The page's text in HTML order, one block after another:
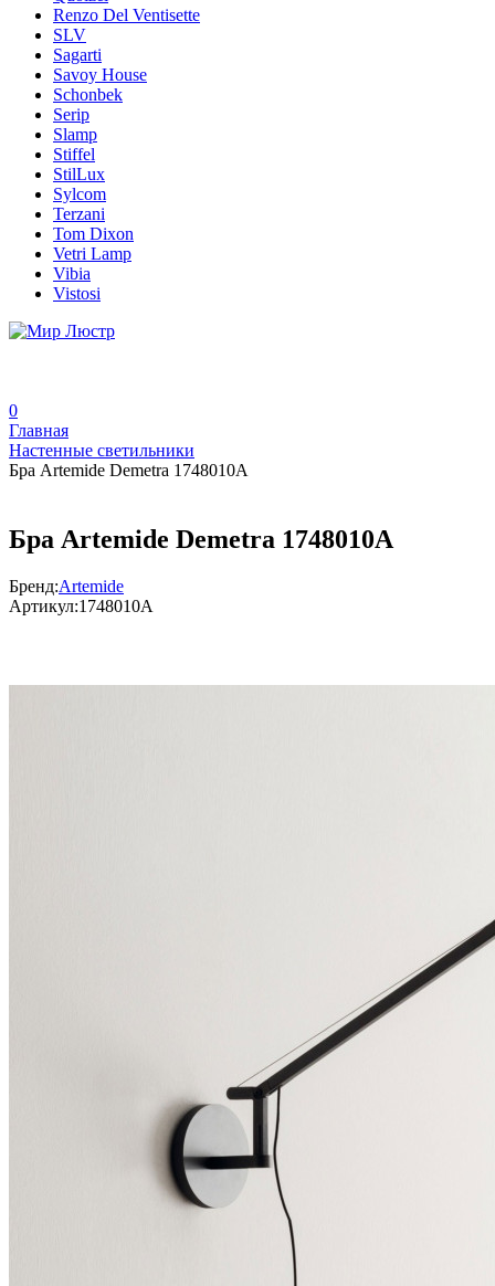
Renzo Del Ventisette
SLV
Sagarti
Savoy House
Schonbek
Serip
Slamp
Stiffel
StilLux
Sylcom
Terzani
Tom Dixon
Vetri Lamp
Vibia
Vistosi
0
Главная
Настенные светильники
Бра Artemide Demetra 1748010A
Бра Artemide Demetra 1748010A
Бренд:Artemide
Артикул:1748010A